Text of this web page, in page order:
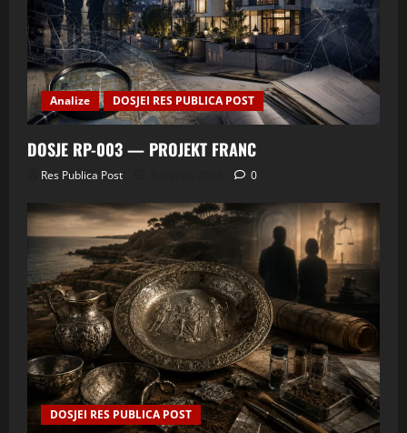
Analize DOSJEI RES PUBLICA POST
DOSJE RP-003 — PROJEKT FRANC
Res Publica Post 0
DOSJEI RES PUBLICA POST